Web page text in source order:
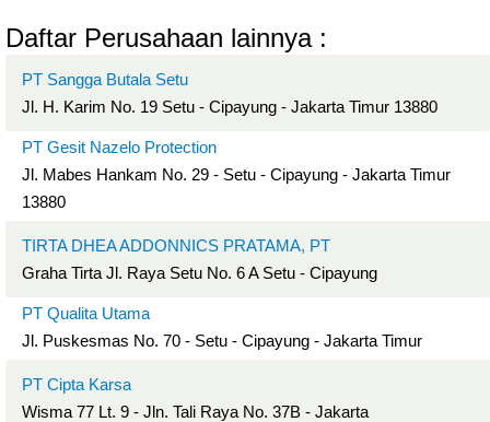
Daftar Perusahaan lainnya :
PT Sangga Butala Setu
Jl. H. Karim No. 19 Setu - Cipayung - Jakarta Timur 13880
PT Gesit Nazelo Protection
Jl. Mabes Hankam No. 29 - Setu - Cipayung - Jakarta Timur
13880
TIRTA DHEA ADDONNICS PRATAMA, PT
Graha Tirta Jl. Raya Setu No. 6 A Setu - Cipayung
PT Qualita Utama
Jl. Puskesmas No. 70 - Setu - Cipayung - Jakarta Timur
PT Cipta Karsa
Wisma 77 Lt. 9 - Jln. Tali Raya No. 37B - Jakarta